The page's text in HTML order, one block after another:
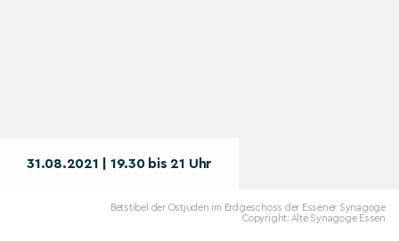
31.08.2021 | 19.30 bis 21 Uhr
Betstibel der Ostjuden im Erdgeschoss der Essener Synagoge
Copyright: Alte Synagoge Essen